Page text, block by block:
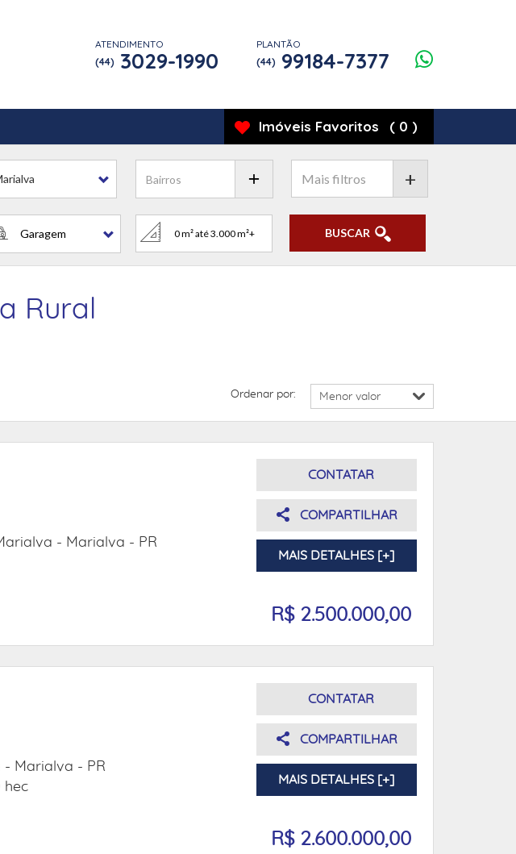
ATENDIMENTO
(44) 3029-1990
PLANTÃO
(44) 99184-7377
Imóveis Favoritos ( 0 )
Garagem
+
BUSCAR
Rural
Ordenar por:
- Marialva - PR
CONTATAR
COMPARTILHAR
MAIS DETALHES [+]
R$ 2.500.000,00
- Marialva - PR
hec
CONTATAR
COMPARTILHAR
MAIS DETALHES [+]
R$ 2.600.000,00